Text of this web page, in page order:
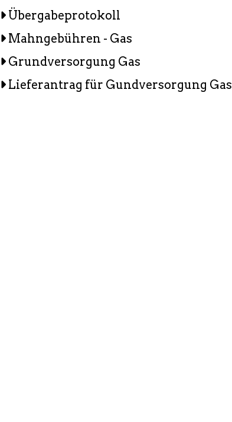
Übergabeprotokoll
Mahngebühren - Gas
Grundversorgung Gas
Lieferantrag für Gundversorgung Gas